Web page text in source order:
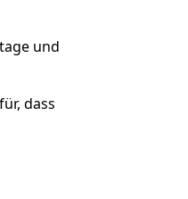
und
dass